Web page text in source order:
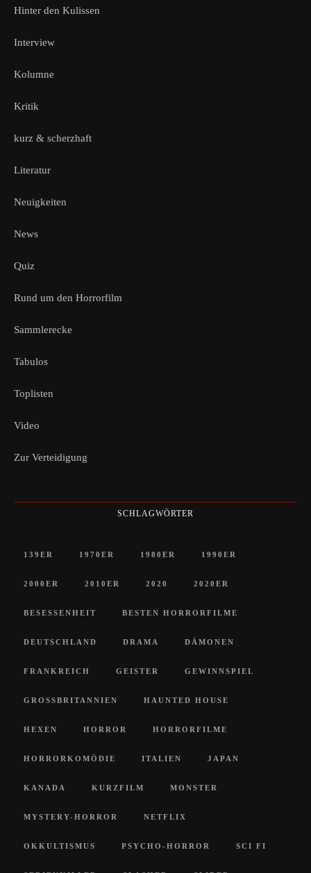
Hinter den Kulissen
Interview
Kolumne
Kritik
kurz & scherzhaft
Literatur
Neuigkeiten
News
Quiz
Rund um den Horrorfilm
Sammlerecke
Tabulos
Toplisten
Video
Zur Verteidigung
SCHLAGWÖRTER
139ER 1970ER 1980ER 1990ER
2000ER 2010ER 2020 2020ER
BESESSENHEIT BESTEN HORRORFILME
DEUTSCHLAND DRAMA DÄMONEN
FRANKREICH GEISTER GEWINNSPIEL
GROSSBRITANNIEN HAUNTED HOUSE
HEXEN HORROR HORRORFILME
HORRORKOMÖDIE ITALIEN JAPAN
KANADA KURZFILM MONSTER
MYSTERY-HORROR NETFLIX
OKKULTISMUS PSYCHO-HORROR SCI FI